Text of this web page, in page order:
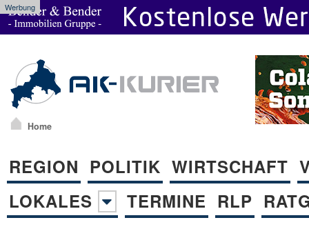
Werbung
Home
REGION POLITIK WIRTSCHAFT
LOKALES
TERMINE RLP